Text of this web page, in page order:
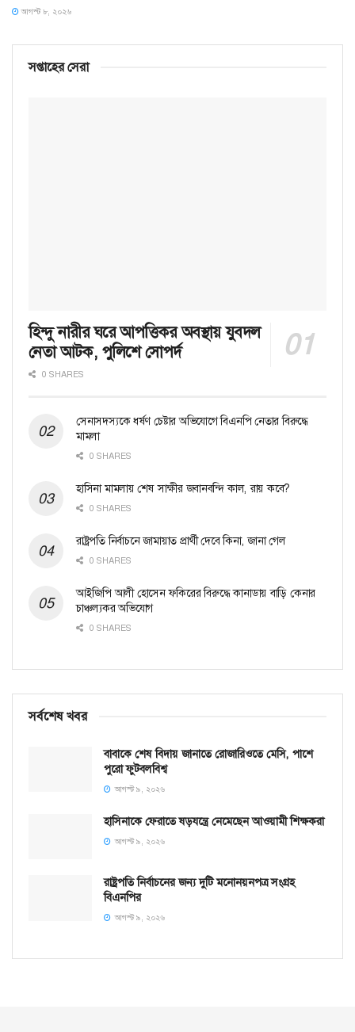
আগস্ট ৮, ২০২৬
সপ্তাহের সেরা
হিন্দু নারীর ঘরে আপত্তিকর অবস্থায় যুবদল
নেতা আটক, পুলিশে সোপর্দ
0 SHARES
সেনাসদস্যকে ধর্ষণ চেষ্টার অভিযোগে বিএনপি নেতার বিরুদ্ধে
মামলা
0 SHARES
হাসিনা মামলায় শেষ সাক্ষীর জবানবন্দি কাল, রায় কবে?
0 SHARES
রাষ্ট্রপতি নির্বাচনে জামায়াত প্রার্থী দেবে কিনা, জানা গেল
0 SHARES
আইজিপি আলী হোসেন ফকিরের বিরুদ্ধে কানাডায় বাড়ি কেনার
চাঞ্চল্যকর অভিযোগ
0 SHARES
সর্বশেষ খবর
বাবাকে শেষ বিদায় জানাতে রোজারিওতে মেসি, পাশে
পুরো ফুটবলবিশ্ব
আগস্ট ৯, ২০২৬
হাসিনাকে ফেরাতে ষড়যন্ত্রে নেমেছেন আওয়ামী শিক্ষকরা
আগস্ট ৯, ২০২৬
রাষ্ট্রপতি নির্বাচনের জন্য দুটি মনোনয়নপত্র সংগ্রহ
বিএনপির
আগস্ট ৯, ২০২৬